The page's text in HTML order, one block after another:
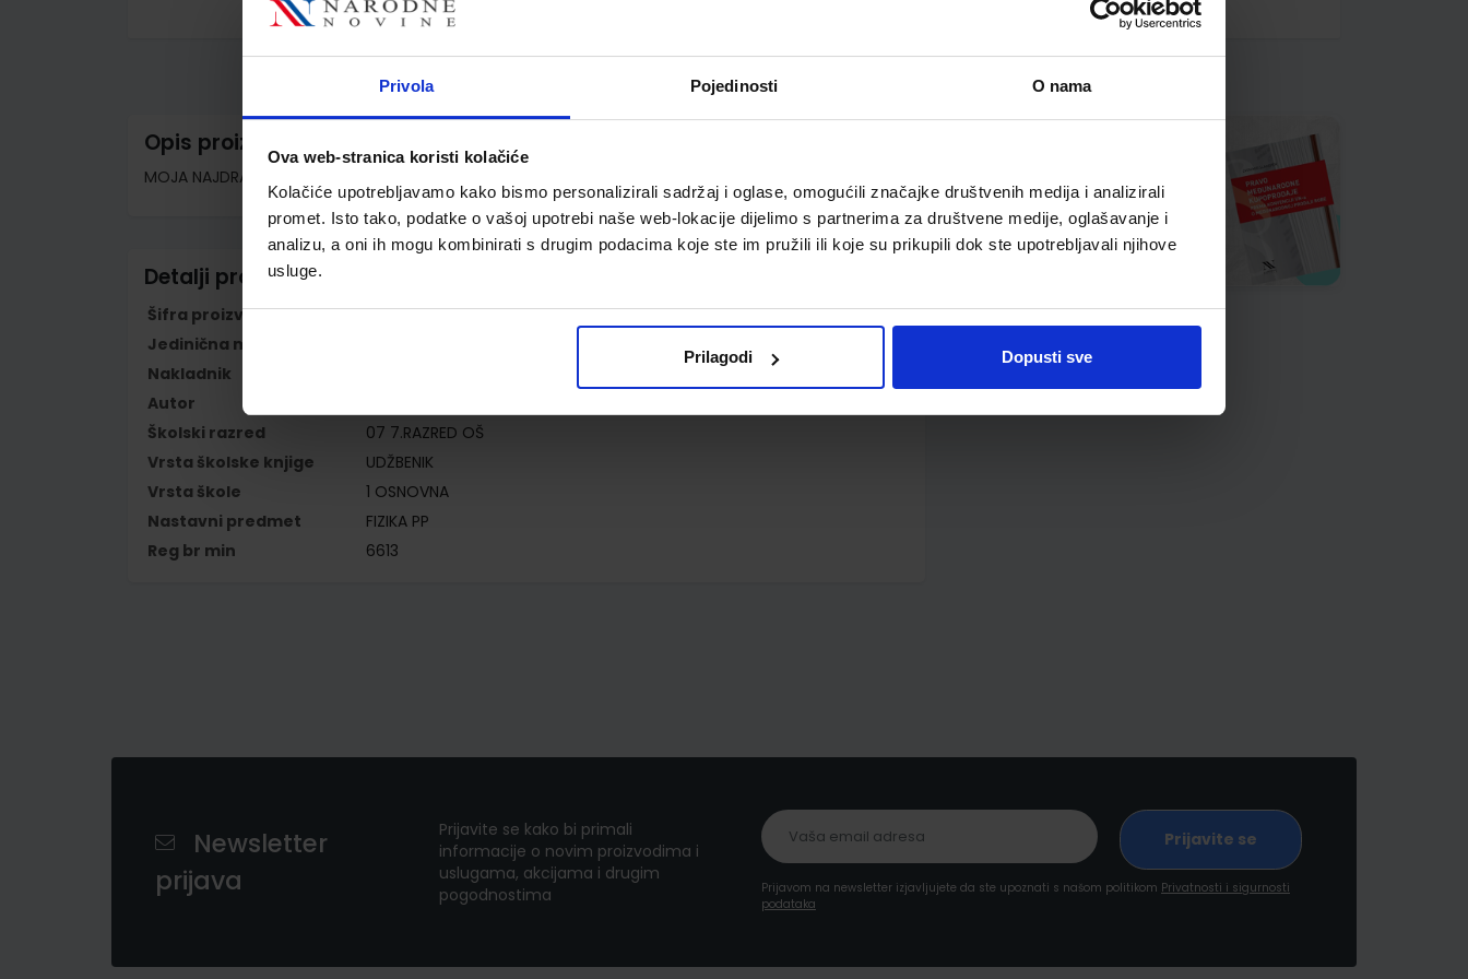
Privola Pojedinosti O nama
Ova web-stranica koristi kolačiće
Kolačiće upotrebljavamo kako bismo personalizirali sadržaj i oglase, omogućili značajke društvenih medija i analizirali
promet. Isto tako, podatke o vašoj upotrebi naše web-lokacije dijelimo s partnerima za društvene medije, oglašavanje i
analizu, a oni ih mogu kombinirati s drugim podacima koje ste im pružili ili koje su prikupili dok ste upotrebljavali njihove
usluge.
Prilagodi Dopusti sve
gallery
Opis proizvoda
MOJA NAJDRAŽA FIZIKA 7 - PP; udžbenik
Detalji proizvoda
Šifra proizvoda
567801
Jedinična mjera
Nakladnik
Autor
Školski razred
07 7.RAZRED OŠ
Vrsta školske knjige
UDŽBENIK
Vrsta škole
1 OSNOVNA
Nastavni predmet
FIZIKA PP
Reg br min
6613
Newsletter
prijava
Prijavite se kako bi primali
informacije o novim proizvodima i
uslugama, akcijama i drugim
pogodnostima
Prijavom na newsletter izjavljujete da ste upoznati s našom politikom Privatnosti i sigurnosti
podataka